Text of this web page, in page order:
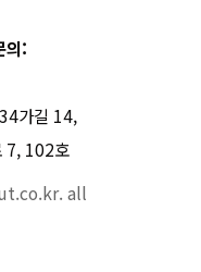
의:
가길 14,
7, 102호
all